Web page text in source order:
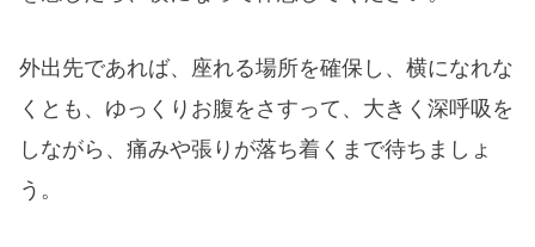
外出先であれば、座れる場所を確保し、横になれな
くとも、ゆっくりお腹をさすって、大きく深呼吸を
しながら、痛みや張りが落ち着くまで待ちましょ
う。